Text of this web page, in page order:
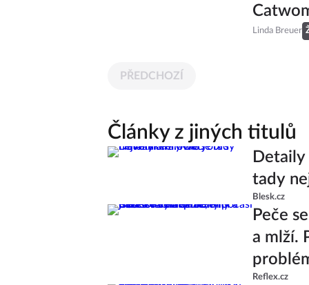
Linda Breuer
PŘEDCHOZÍ
Články z jiných titulů
tady
Blesk.cz
Peče
a mlží.
Reflex.cz